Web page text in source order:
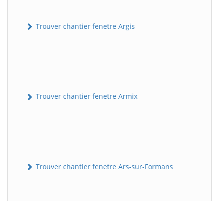
Trouver chantier fenetre Argis
Trouver chantier fenetre Armix
Trouver chantier fenetre Ars-sur-Formans